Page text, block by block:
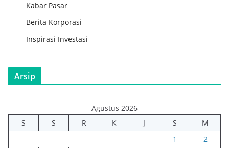
Kabar Pasar
Berita Korporasi
Inspirasi Investasi
Arsip
Agustus 2026
S
S R K J S
M
1
2